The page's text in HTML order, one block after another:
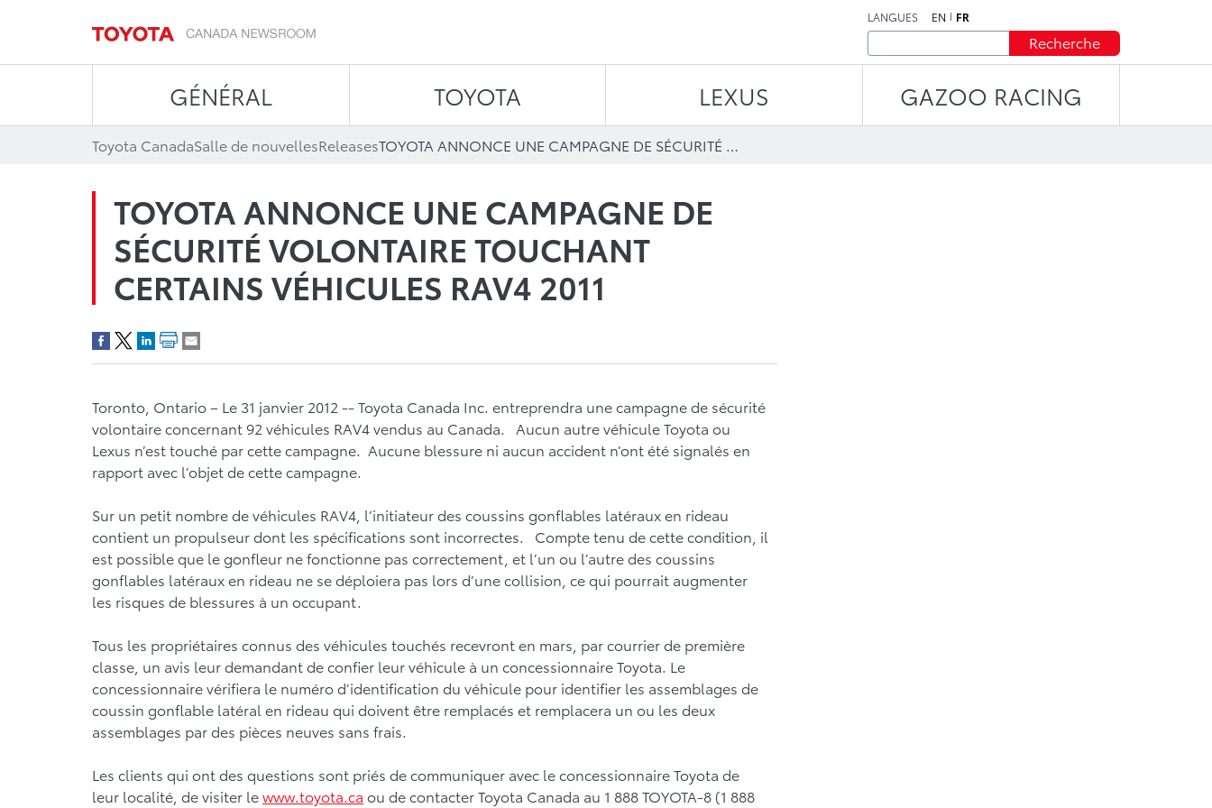
LANGUES EN FR
Recherche
GÉNÉRAL TOYOTA LEXUS GAZOO RACING
Toyota CanadaSalle de nouvellesReleases TOYOTA ANNONCE UNE CAMPAGNE DE SÉCURITÉ VOLONTAIRE TOUCHANT CERTAINS VÉHICULES RAV4 2011
TOYOTA ANNONCE UNE CAMPAGNE DE
SÉCURITÉ VOLONTAIRE TOUCHANT
CERTAINS VÉHICULES RAV4 2011
Toronto, Ontario – Le 31 janvier 2012 -- Toyota Canada Inc. entreprendra une campagne de sécurité
volontaire concernant 92 véhicules RAV4 vendus au Canada. Aucun autre véhicule Toyota ou
Lexus n’est touché par cette campagne. Aucune blessure ni aucun accident n’ont été signalés en
rapport avec l’objet de cette campagne.
Sur un petit nombre de véhicules RAV4, l’initiateur des coussins gonflables latéraux en rideau
contient un propulseur dont les spécifications sont incorrectes. Compte tenu de cette condition, il
est possible que le gonfleur ne fonctionne pas correctement, et l’un ou l’autre des coussins
gonflables latéraux en rideau ne se déploiera pas lors d’une collision, ce qui pourrait augmenter
les risques de blessures à un occupant.
Tous les propriétaires connus des véhicules touchés recevront en mars, par courrier de première
classe, un avis leur demandant de confier leur véhicule à un concessionnaire Toyota. Le
concessionnaire vérifiera le numéro d’identification du véhicule pour identifier les assemblages de
coussin gonflable latéral en rideau qui doivent être remplacés et remplacera un ou les deux
assemblages par des pièces neuves sans frais.
Les clients qui ont des questions sont priés de communiquer avec le concessionnaire Toyota de
leur localité, de visiter lewww.toyota.ca ou de contacter Toyota Canada au 1 888 TOYOTA-8 (1 888